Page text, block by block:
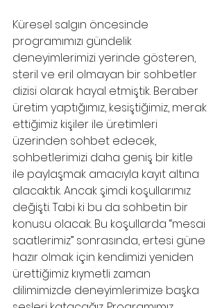
Küresel salgın öncesinde
programımızı gündelik
deneyimlerimizi yerinde gösteren,
steril ve eril olmayan bir sohbetler
dizisi olarak hayal etmiştik. Beraber
üretim yaptığımız, kesiştiğimiz, merak
ettiğimiz kişiler ile üretimleri
üzerinden sohbet edecek,
sohbetlerimizi daha geniş bir kitle
ile paylaşmak amacıyla kayıt altına
alacaktık. Ancak şimdi koşullarımız
değişti. Tabi ki bu da sohbetin bir
konusu olacak. Bu koşullarda “mesai
saatlerimiz” sonrasında, ertesi güne
hazır olmak için kendimizi yeniden
ürettiğimiz kıymetli zaman
dilimimizde deneyimlerimize başka